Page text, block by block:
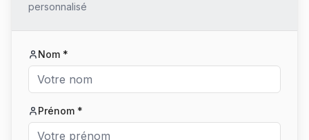
personnalisé
Nom *
Prénom *